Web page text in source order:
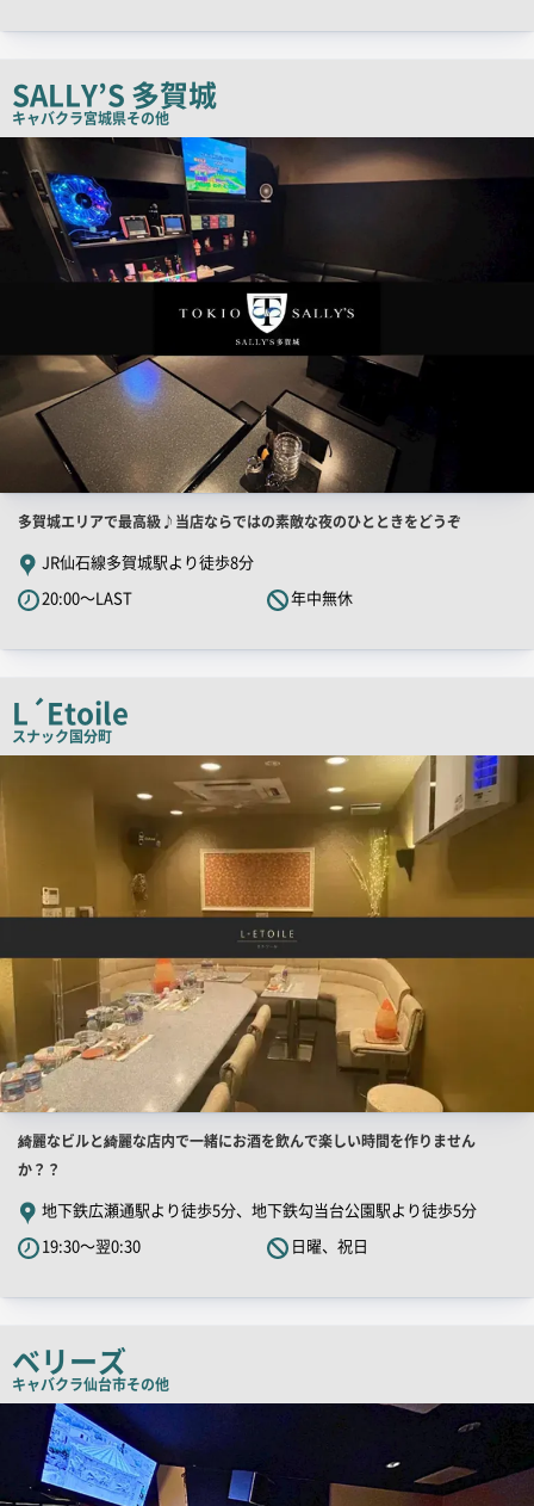
ピ
ー
SALLY’S 多賀城
キャバクラ宮城県その他
店
PR
画
像
店
舗
PR
キ
コ
ピ
多賀城エリアで最高級♪当店ならではの素敵な夜のひとときをどうぞ
JR仙石線多賀城駅より徒歩8分
20:00～LAST
年中無休
L´Etoile
スナック国分町
PR
店
舗
PR
キ
ャ
ピ
ー
綺麗なビルと綺麗な店内で一緒にお酒を飲んで楽しい時間を作りません
か？？
地下鉄広瀬通駅より徒歩5分、地下鉄勾当台公園駅より徒歩5分
19:30～翌0:30
日曜、祝日
ベリーズ
キャバクラ仙台市その他
店